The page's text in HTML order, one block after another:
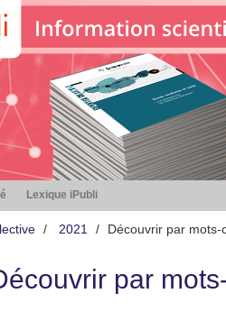
Lexique iPubli
2021 Découvrir par mots-
par